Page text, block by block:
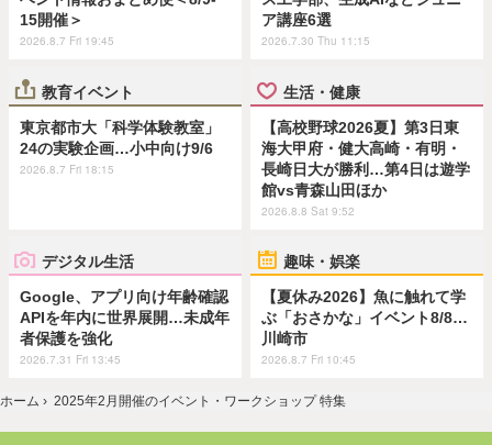
15開催＞
2026.8.7 Fri 19:45
ア講座6選
2026.7.30 Thu 11:15
教育イベント
東京都市大「科学体験教室」
24の実験企画…小中向け9/6
2026.8.7 Fri 18:15
生活・健康
【高校野球2026夏】第3日東
海大甲府・健大高崎・有明・
長崎日大が勝利…第4日は遊学
館vs青森山田ほか
2026.8.8 Sat 9:52
デジタル生活
Google、アプリ向け年齢確認
APIを年内に世界展開…未成年
者保護を強化
2026.7.31 Fri 13:45
趣味・娯楽
【夏休み2026】魚に触れて学
ぶ「おさかな」イベント8/8…
川崎市
2026.8.7 Fri 10:45
ホーム › 2025年2月開催のイベント・ワークショップ 特集